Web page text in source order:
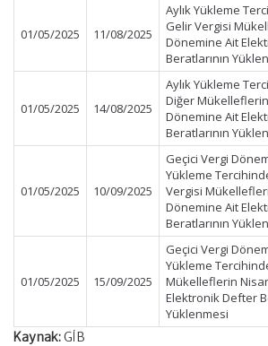
01/05/2025 11/08/2025
Aylık Yükleme
Gelir Vergisi
Dönemine Ait
Beratlarının
01/05/2025 14/08/2025
Aylık Yükleme
Diğer
Dönemine Ait
Beratlarının
01/05/2025 10/09/2025
Geçici Vergi
Yükleme
Vergisi
Dönemine Ait
Beratlarının
01/05/2025 15/09/2025
Geçici Vergi
Yükleme
Mükelleflerin
Elektronik Defter
Yüklenmesi
Kaynak:GİB